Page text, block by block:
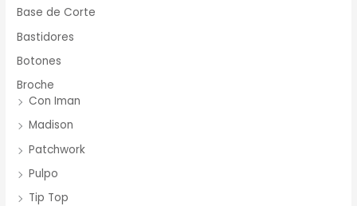
Base de Corte
Bastidores
Botones
Broche
Con Iman
Madison
Patchwork
Pulpo
Tip Top